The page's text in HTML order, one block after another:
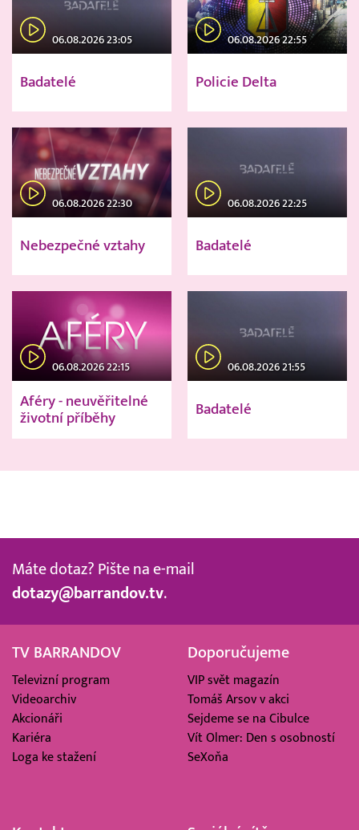
06.08.2026 23:05
Badatelé
06.08.2026 22:55
Policie Delta
06.08.2026 22:30
Nebezpečné vztahy
06.08.2026 22:25
Badatelé
06.08.2026 22:15
Aféry - neuvěřitelné
životní příběhy
06.08.2026 21:55
Badatelé
Máte dotaz? Pište na e-mail
dotazy@barrandov.tv.
TV BARRANDOV
Televizní program
Videoarchiv
Akcionáři
Kariéra
Loga ke stažení
Doporučujeme
VIP svět magazín
Tomáš Arsov v akci
Sejdeme se na Cibulce
Vít Olmer: Den s osobností
SeXoňa